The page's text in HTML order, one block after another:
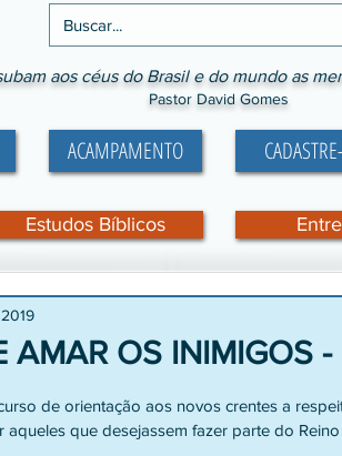
aos céus do Brasil e do mundo as
Pastor David Gomes
ACAMPAMENTO
Estudos Bíblicos
AMAR OS INIMIGOS
que desejassem fazer parte do